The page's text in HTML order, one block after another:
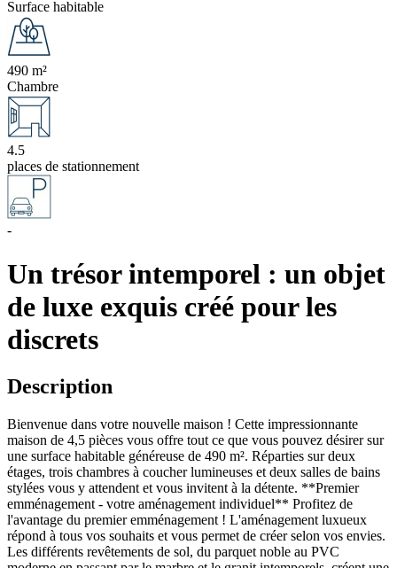
Surface habitable
490 m²
Chambre
4.5
places de stationnement
-
Un trésor intemporel : un objet
de luxe exquis créé pour les
discrets
Description
Bienvenue dans votre nouvelle maison ! Cette impressionnante
maison de 4,5 pièces vous offre tout ce que vous pouvez désirer sur
une surface habitable généreuse de 490 m². Réparties sur deux
étages, trois chambres à coucher lumineuses et deux salles de bains
stylées vous y attendent et vous invitent à la détente. **Premier
emménagement - votre aménagement individuel** Profitez de
l'avantage du premier emménagement ! L'aménagement luxueux
répond à tous vos souhaits et vous permet de créer selon vos envies.
Les différents revêtements de sol, du parquet noble au PVC